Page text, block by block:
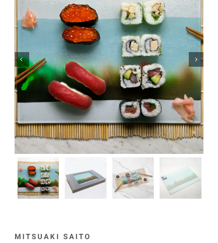
 
MITSUAKI SAITO